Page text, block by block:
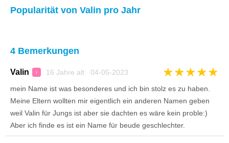
Popularität von Valin pro Jahr
4 Bemerkungen
Valin ♀ 16 Jahre alt 04-05-2023 ★★★★★
mein Name ist was besonderes und ich bin stolz es zu haben.
Meine Eltern wollten mir eigentlich ein anderen Namen geben
weil Valin für Jungs ist aber sie dachten es wäre kein proble:)
Aber ich finde es ist ein Name für beude geschlechter.